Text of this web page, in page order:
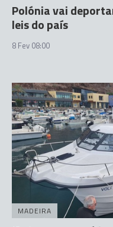
Polónia vai
leis do país
8 Fev 08:00
MADEIRA